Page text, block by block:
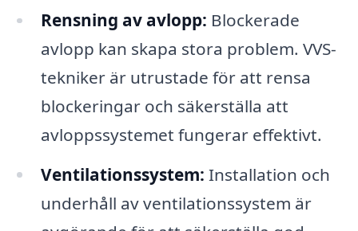
Rensning av avlopp: Blockerade
avlopp kan skapa stora problem. VVS-
tekniker är utrustade för att rensa
blockeringar och säkerställa att
avloppssystemet fungerar effektivt.
Ventilationssystem: Installation och
underhåll av ventilationssystem är